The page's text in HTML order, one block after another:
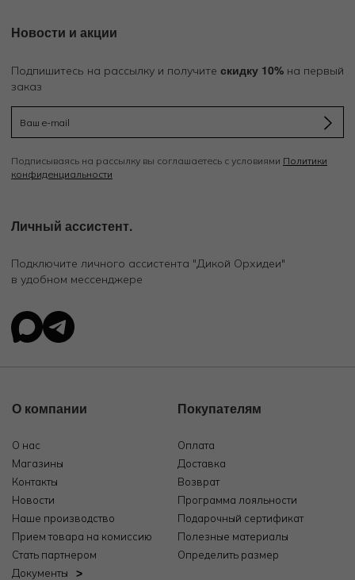
Новости и акции
Подпишитесь на рассылку и получите скидку 10% на первый
заказ
Подписываясь на рассылку вы соглашаетесь с условиями Политики
конфиденциальности
Личный ассистент.
Подключите личного ассистента "Дикой Орхидеи"
в удобном мессенджере
О компании
О нас
Магазины
Контакты
Новости
Наше производство
Прием товара на комиссию
Стать партнером
Документы
Покупателям
Оплата
Доставка
Возврат
Программа лояльности
Подарочный сертификат
Полезные материалы
Определить размер